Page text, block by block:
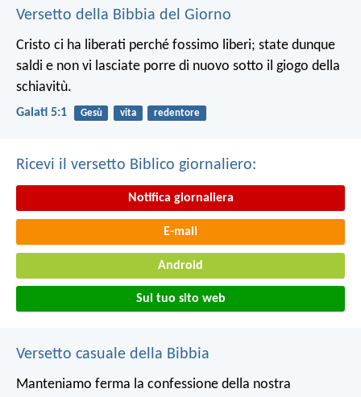
Versetto della Bibbia del Giorno
Cristo ci ha liberati perché fossimo liberi; state dunque
saldi e non vi lasciate porre di nuovo sotto il giogo della
schiavitù.
Galati 5:1 Gesù vita redentore
Ricevi il versetto Biblico giornaliero:
Notifica giornaliera
E-mail
Android
Sul tuo sito web
Versetto casuale della Bibbia
Manteniamo ferma la confessione della nostra